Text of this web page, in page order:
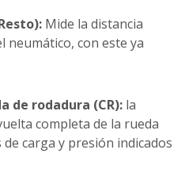
Mide la distancia
neumático, con este ya
de rodadura (CR): la
completa de la rueda
carga y presión indicados